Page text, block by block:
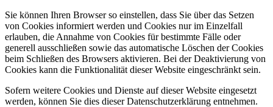
Sie können Ihren Browser so einstellen, dass Sie über das Setzen
von Cookies informiert werden und Cookies nur im Einzelfall
erlauben, die Annahme von Cookies für bestimmte Fälle oder
generell ausschließen sowie das automatische Löschen der Cookies
beim Schließen des Browsers aktivieren. Bei der Deaktivierung von
Cookies kann die Funktionalität dieser Website eingeschränkt sein.
Sofern weitere Cookies und Dienste auf dieser Website eingesetzt
werden, können Sie dies dieser Datenschutzerklärung entnehmen.